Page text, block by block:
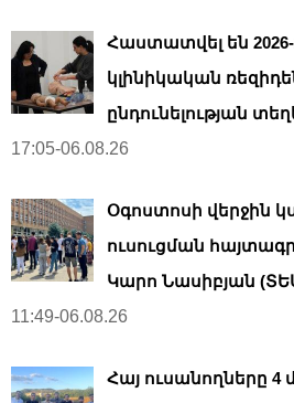
Հաստատվել են
կլինիկական
ընդունելության
17:05-06.08.26
Օգոստոսի վերջին
ուսուցման
Կարո Նասիբյան
11:49-06.08.26
Հայ ուսանողները 4